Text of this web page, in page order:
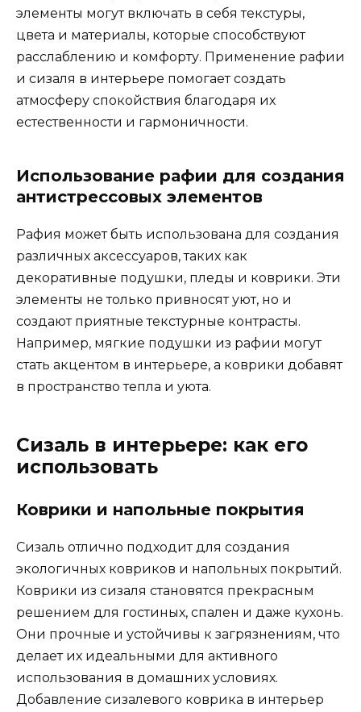
элементы могут включать в себя текстуры,
цвета и материалы, которые способствуют
расслаблению и комфорту. Применение рафии
и сизаля в интерьере помогает создать
атмосферу спокойствия благодаря их
естественности и гармоничности.
Использование рафии для создания
антистрессовых элементов
Рафия может быть использована для создания
различных аксессуаров, таких как
декоративные подушки, пледы и коврики. Эти
элементы не только привносят уют, но и
создают приятные текстурные контрасты.
Например, мягкие подушки из рафии могут
стать акцентом в интерьере, а коврики добавят
в пространство тепла и уюта.
Сизаль в интерьере: как его
использовать
Коврики и напольные покрытия
Сизаль отлично подходит для создания
экологичных ковриков и напольных покрытий.
Коврики из сизаля становятся прекрасным
решением для гостиных, спален и даже кухонь.
Они прочные и устойчивы к загрязнениям, что
делает их идеальными для активного
использования в домашних условиях.
Добавление сизалевого коврика в интерьер